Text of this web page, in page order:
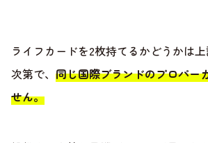
ライフカードを2枚持てるかどうかは
次第で、 同じ国際ブランドのプロパー
せん。